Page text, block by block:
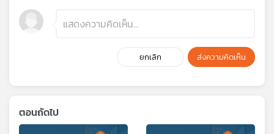
ยกเลิก ส่งความคิดเห็น
ตอนถัดไป